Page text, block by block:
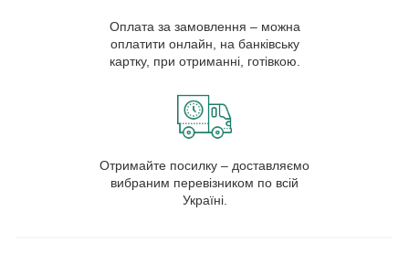
Оплата за замовлення – можна
оплатити онлайн, на банківську
картку, при отриманні, готівкою.
Отримайте посилку – доставляємо
вибраним перевізником по всій
Україні.